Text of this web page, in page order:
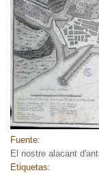
Fuente:
El nostre alacant
Etiquetas: